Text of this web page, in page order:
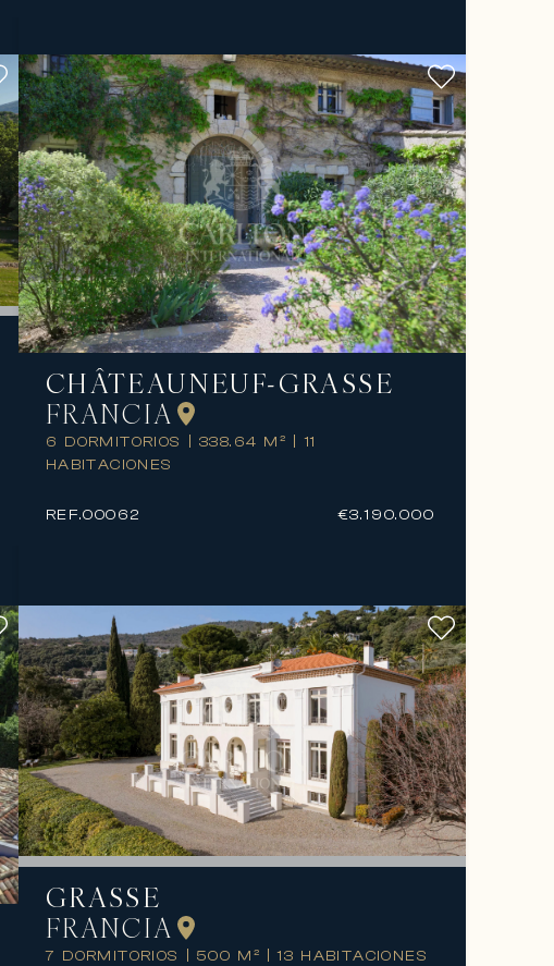
CHÂTEAUNEUF-GRASSE
FRANCIA
6 DORMITORIOS 338.64 M²
11
HABITACIONES
REF.00062 €3.190.000
GRASSE
FRANCIA
7 DORMITORIOS 500 M² 13 HABITACIONES